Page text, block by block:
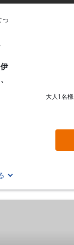
大人1名